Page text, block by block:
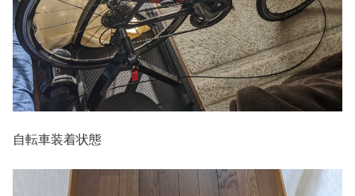
自転車装着状態